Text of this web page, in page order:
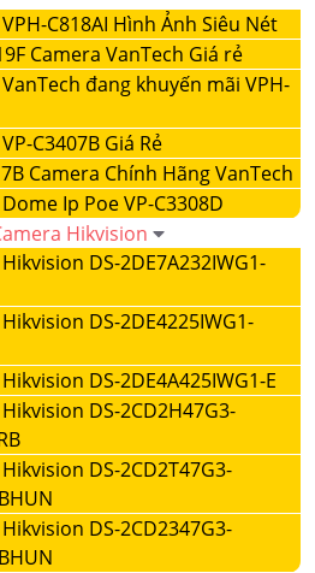
C818AI Hình Ảnh Siêu Nét
Camera VanTech Giá rẻ
đang khuyến mãi VPH-
C3407B Giá Rẻ
Camera Chính Hãng VanTech
Ip Poe VP-C3308D
Hikvision
DS-2DE7A232IWG1-
DS-2DE4225IWG1-
DS-2DE4A425IWG1-E
DS-2CD2H47G3-
DS-2CD2T47G3-
DS-2CD2347G3-